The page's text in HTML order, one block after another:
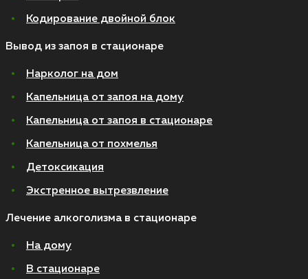
Кодирование двойной блок
Вывод из запоя в стационаре
Нарколог на дом
Капельница от запоя на дому
Капельница от запоя в стационаре
Капельница от похмелья
Детоксикация
Экстренное вытрезвление
Лечение алкоголизма в стационаре
На дому
В стационаре